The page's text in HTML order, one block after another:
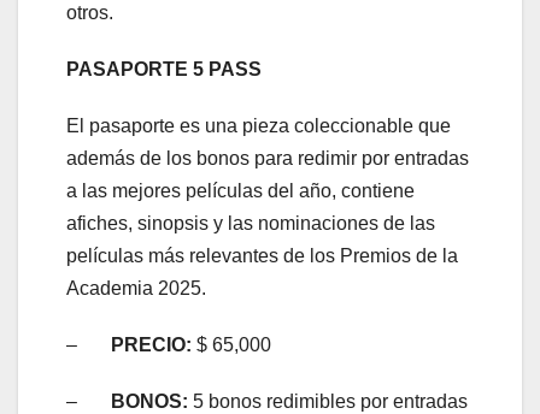
otros.
PASAPORTE 5 PASS
El pasaporte es una pieza coleccionable que
además de los bonos para redimir por entradas
a las mejores películas del año, contiene
afiches, sinopsis y las nominaciones de las
películas más relevantes de los Premios de la
Academia 2025.
– PRECIO: $ 65,000
– BONOS: 5 bonos redimibles por entradas